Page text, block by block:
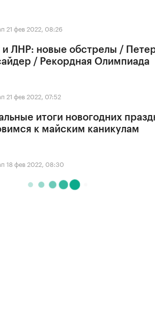
21 фев 2022, 08:26
ЛНР: новые обстрелы /
/ Рекордная Олимпиада
21 фев 2022, 07:52
итоги новогодних
к майским каникулам
18 фев 2022, 08:30